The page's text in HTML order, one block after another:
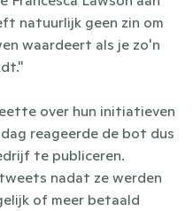
natuurlijk geen zin om
waardeert als je zo'n
over hun initiatieven
reageerde de bot dus
te publiceren.
nadat ze werden
of meer betaald